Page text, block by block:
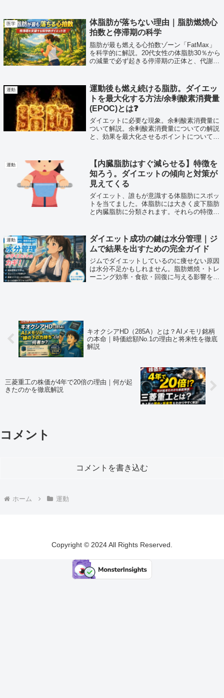
ッシュなど、今日からできる運動を紹介。
医学
体脂肪が落ちない理由｜脂肪燃焼心
拍数と停滞期の科学
脂肪が最も燃える心拍数ゾーン「FatMax」
を科学的に解説。20代女性の体脂肪30％から
の減量で必ず起きる停滞期の正体と、代謝適
運動
運動後も燃え続ける脂肪。ダイエッ
トを最大化する方法/余剰酸素消費量
(EPOC)とは❓
ダイエットに必要な現象。余剰酸素消費量に
ついて解説。余剰酸素消費量についての解説
と、効果を最大化させるポイントについて解
運動
【内臓脂肪はすぐ減らせる】特徴を
知ろう。ダイエットの傾向と対策が
見えてくる
ダイエット、誰もが意識する体脂肪にスポッ
トを当てました。体脂肪には大きく皮下脂肪
と内臓脂肪に分類されます。それらの特徴を
参考にしてみてください。
運動
ダイエット成功の鍵は水分管理｜ジ
ムで結果を出すための完全ガイド
ジムでダイエットしているのに痩せない原因
は水分不足かもしれません。脂肪燃焼・トレ
ーニング効率・食欲・回復に与える影響を解
キオクシアHD（285A）とは？AIメモリ銘柄
の本命｜時価総額No.1の理由と将来性を徹底
解説
三菱重工の株価が4年で20倍の理由｜何が起
きたのかを徹底解説
コメント
コメントを書き込む
ホーム 運動
Copyright © 2024 All Rights Reserved.